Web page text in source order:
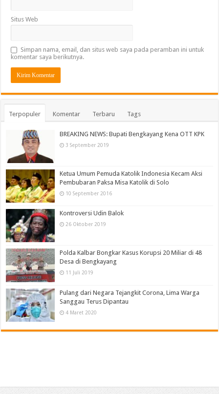
Situs Web
Simpan nama, email, dan situs web saya pada peramban ini untuk
komentar saya berikutnya.
Terpopuler Komentar Terbaru Tags
BREAKING NEWS: Bupati Bengkayang Kena OTT KPK
3 September 2019
Ketua Umum Pemuda Katolik Indonesia Kecam Aksi
Pembubaran Paksa Misa Katolik di Solo
10 September 2016
Kontroversi Udin Balok
26 Oktober 2019
Polda Kalbar Bongkar Kasus Korupsi 20 Miliar di 48
Desa di Bengkayang
11 Juli 2019
Pulang dari Negara Tejangkit Corona, Lima Warga
Sanggau Terus Dipantau
4 Maret 2020